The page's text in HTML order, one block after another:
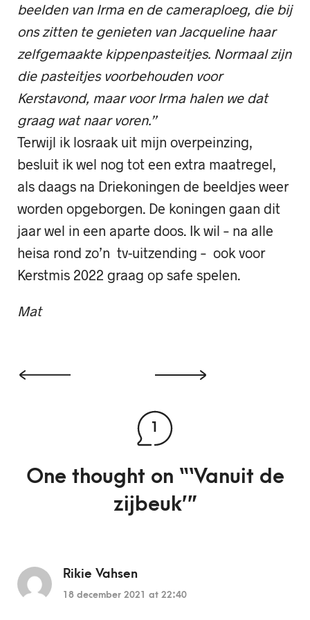
beelden van Irma en de cameraploeg, die bij
ons zitten te genieten van Jacqueline haar
zelfgemaakte kippenpasteitjes. Normaal zijn
die pasteitjes voorbehouden voor
Kerstavond, maar voor Irma halen we dat
graag wat naar voren.”
Terwijl ik losraak uit mijn overpeinzing,
besluit ik wel nog tot een extra maatregel,
als daags na Driekoningen de beeldjes weer
worden opgeborgen. De koningen gaan dit
jaar wel in een aparte doos. Ik wil – na alle
heisa rond zo’n tv-uitzending – ook voor
Kerstmis 2022 graag op safe spelen.
Mat
1
One thought on “‘Vanuit de
zijbeuk’”
Rikie Vahsen
18 december 2021 at 22:40